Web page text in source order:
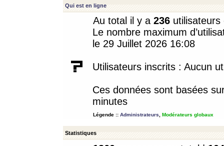
Qui est en ligne
Au total il y a 236
Le nombre maximum
le 29 Juillet 2026 16:08
Utilisateurs inscrits : Aucun
Ces données sont basées
minutes
Légende :: Administrateurs Modérateurs globaux
Statistiques